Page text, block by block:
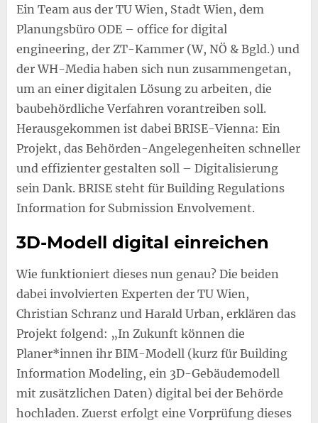
Ein Team aus der TU Wien, Stadt Wien, dem
Planungsbüro ODE – office for digital
engineering, der ZT-Kammer (W, NÖ & Bgld.) und
der WH-Media haben sich nun zusammengetan,
um an einer digitalen Lösung zu arbeiten, die
baubehördliche Verfahren vorantreiben soll.
Herausgekommen ist dabei BRISE-Vienna: Ein
Projekt, das Behörden-Angelegenheiten schneller
und effizienter gestalten soll – Digitalisierung
sein Dank. BRISE steht für Building Regulations
Information for Submission Envolvement.
3D-Modell digital einreichen
Wie funktioniert dieses nun genau? Die beiden
dabei involvierten Experten der TU Wien,
Christian Schranz und Harald Urban, erklären das
Projekt folgend: „In Zukunft können die
Planer*innen ihr BIM-Modell (kurz für Building
Information Modeling, ein 3D-Gebäudemodell
mit zusätzlichen Daten) digital bei der Behörde
hochladen. Zuerst erfolgt eine Vorprüfung dieses